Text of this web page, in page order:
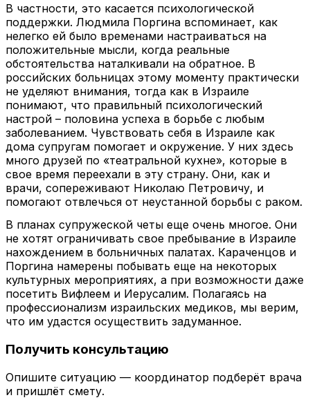
В частности, это касается психологической
поддержки. Людмила Поргина вспоминает, как
нелегко ей было временами настраиваться на
положительные мысли, когда реальные
обстоятельства наталкивали на обратное. В
российских больницах этому моменту практически
не уделяют внимания, тогда как в Израиле
понимают, что правильный психологический
настрой – половина успеха в борьбе с любым
заболеванием. Чувствовать себя в Израиле как
дома супругам помогает и окружение. У них здесь
много друзей по «театральной кухне», которые в
свое время переехали в эту страну. Они, как и
врачи, сопереживают Николаю Петровичу, и
помогают отвлечься от неустанной борьбы с раком.
В планах супружеской четы еще очень многое. Они
не хотят ограничивать свое пребывание в Израиле
нахождением в больничных палатах. Караченцов и
Поргина намерены побывать еще на некоторых
культурных мероприятиях, а при возможности даже
посетить Вифлеем и Иерусалим. Полагаясь на
профессионализм израильских медиков, мы верим,
что им удастся осуществить задуманное.
Получить консультацию
Опишите ситуацию — координатор подберёт врача
и пришлёт смету.